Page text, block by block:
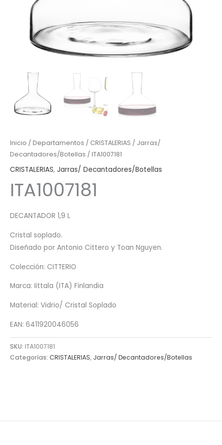
Inicio / Departamentos / CRISTALERIAS / Jarras/
Decantadores/Botellas / ITA1007181
CRISTALERIAS, Jarras/ Decantadores/Botellas
ITA1007181
DECANTADOR 1,9 L
Cristal soplado.
Diseñado por Antonio Cittero y Toan Nguyen.
Colección: CITTERIO
Marca: Iittala (ITA) Finlandia
Material: Vidrio/ Cristal Soplado
EAN: 6411920046056
SKU: ITA1007181
Categorías: CRISTALERIAS, Jarras/ Decantadores/Botellas